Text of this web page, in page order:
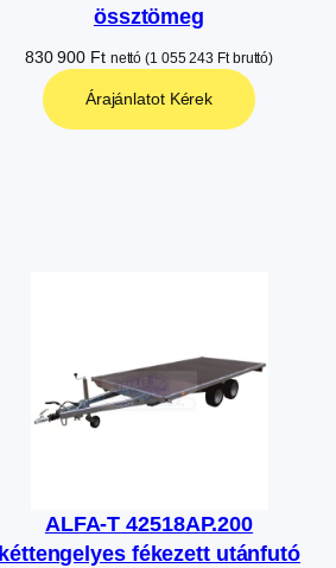
össztömeg
830 900 Ft nettó (1 055 243 Ftbruttó)
Árajánlatot Kérek
ALFA-T 42518AP.200
kéttengelyes fékezett utánfutó